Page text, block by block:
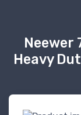
Neewer
Heavy